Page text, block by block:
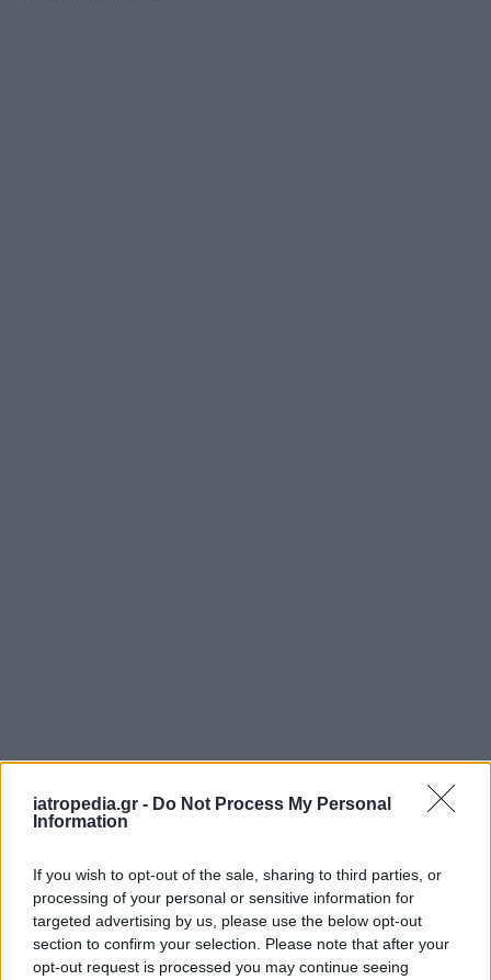
iatropedia.gr - Do Not Process My Personal
Information
If you wish to opt-out of the sale, sharing to third parties, or
processing of your personal or sensitive information for
targeted advertising by us, please use the below opt-out
section to confirm your selection. Please note that after your
opt-out request is processed you may continue seeing
ΕΦΗΜΕΡΕΥΟΝΤΑ ΝΟΣΟΚΟΜΕΙΑ